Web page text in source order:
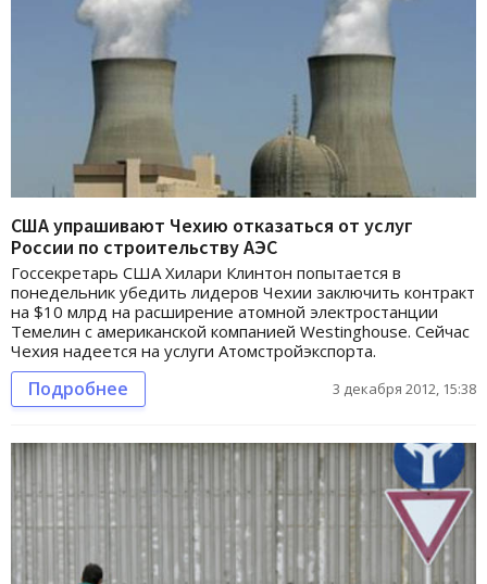
США упрашивают Чехию отказаться от услуг
России по строительству АЭС
Госсекретарь США Хилари Клинтон попытается в
понедельник убедить лидеров Чехии заключить контракт
на $10 млрд на расширение атомной электростанции
Темелин с американской компанией Westinghouse. Сейчас
Чехия надеется на услуги Атомстройэкспорта.
Подробнее 3 декабря 2012, 15:38